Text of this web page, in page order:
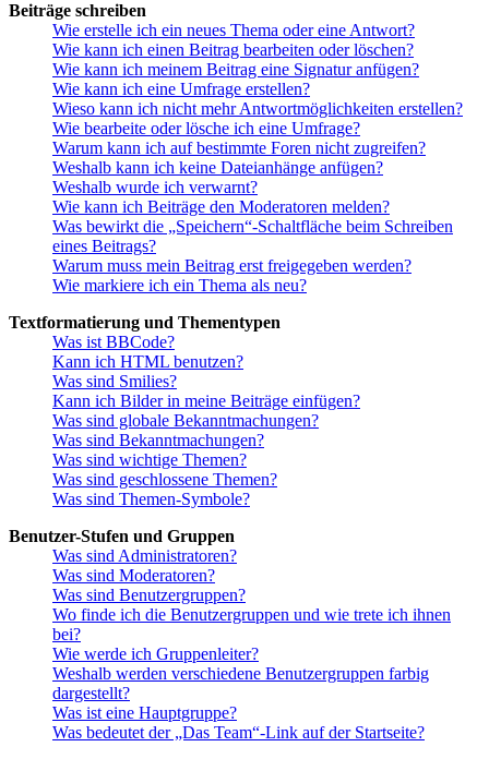
Beiträge schreiben
Wie erstelle ich ein neues Thema oder eine Antwort?
Wie kann ich einen Beitrag bearbeiten oder löschen?
Wie kann ich meinem Beitrag eine Signatur anfügen?
Wie kann ich eine Umfrage erstellen?
Wieso kann ich nicht mehr Antwortmöglichkeiten erstellen?
Wie bearbeite oder lösche ich eine Umfrage?
Warum kann ich auf bestimmte Foren nicht zugreifen?
Weshalb kann ich keine Dateianhänge anfügen?
Weshalb wurde ich verwarnt?
Wie kann ich Beiträge den Moderatoren melden?
Was bewirkt die „Speichern“-Schaltfläche beim Schreiben
eines Beitrags?
Warum muss mein Beitrag erst freigegeben werden?
Wie markiere ich ein Thema als neu?
Textformatierung und Thementypen
Was ist BBCode?
Kann ich HTML benutzen?
Was sind Smilies?
Kann ich Bilder in meine Beiträge einfügen?
Was sind globale Bekanntmachungen?
Was sind Bekanntmachungen?
Was sind wichtige Themen?
Was sind geschlossene Themen?
Was sind Themen-Symbole?
Benutzer-Stufen und Gruppen
Was sind Administratoren?
Was sind Moderatoren?
Was sind Benutzergruppen?
Wo finde ich die Benutzergruppen und wie trete ich ihnen
bei?
Wie werde ich Gruppenleiter?
Weshalb werden verschiedene Benutzergruppen farbig
dargestellt?
Was ist eine Hauptgruppe?
Was bedeutet der „Das Team“-Link auf der Startseite?